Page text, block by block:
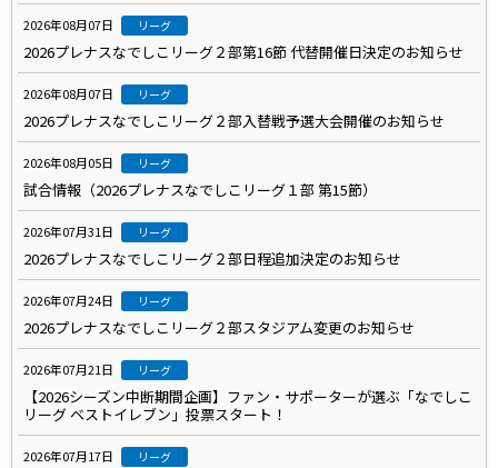
2026年08月07日 リーグ
2026プレナスなでしこリーグ２部第16節 代替開催日決定のお知らせ
2026年08月07日 リーグ
2026プレナスなでしこリーグ２部入替戦予選大会開催のお知らせ
2026年08月05日 リーグ
試合情報（2026プレナスなでしこリーグ１部 第15節）
2026年07月31日 リーグ
2026プレナスなでしこリーグ２部日程追加決定のお知らせ
2026年07月24日 リーグ
2026プレナスなでしこリーグ２部スタジアム変更のお知らせ
2026年07月21日 リーグ
【2026シーズン中断期間企画】ファン・サポーターが選ぶ「なでしこ
リーグ ベストイレブン」投票スタート！
2026年07月17日 リーグ